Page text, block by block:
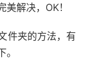
解决，OK！
件夹的方法，有